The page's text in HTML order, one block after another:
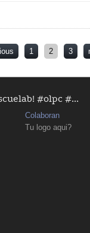
1 2 3
#olpc #...
Colaboran
Tu logo aqui?